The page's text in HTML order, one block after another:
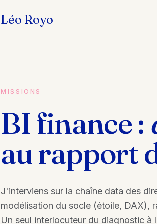
Léo Royo
MISSIONS
BI finance :
au rapport
J'interviens sur la chaîne data des
modélisation du socle (étoile, DAX),
Un seul interlocuteur du diagnostic à